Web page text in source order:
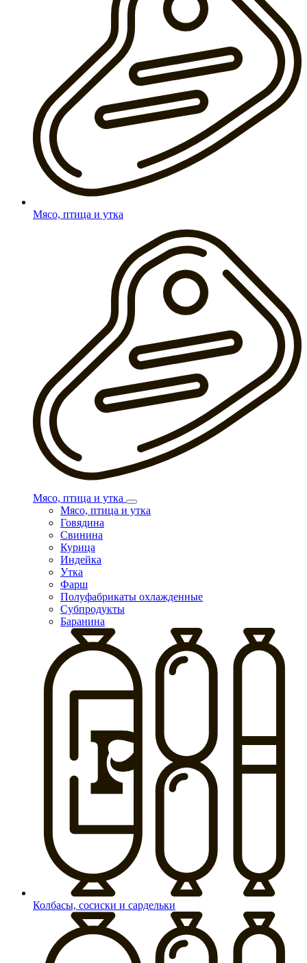
Мясо, птица и утка
Мясо, птица и утка
Мясо, птица и утка
Говядина
Свинина
Курица
Индейка
Утка
Фарш
Полуфабрикаты охлажденные
Субпродукты
Баранина
Колбасы, сосиски и сардельки